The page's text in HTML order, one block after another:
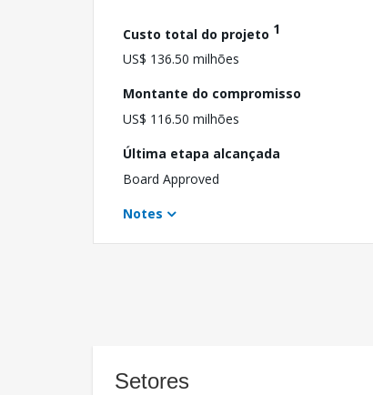
Custo total do projeto 1
US$ 136.50 milhões
Montante do compromisso
US$ 116.50 milhões
Última etapa alcançada
Board Approved
Notes
Setores